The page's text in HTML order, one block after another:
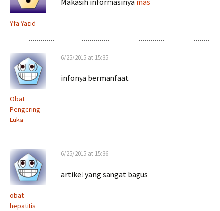
Yfa Yazid
Makasih informasinya mas
Obat
Pengering
Luka
6/25/2015 at 15:35
infonya bermanfaat
obat
hepatitis
6/25/2015 at 15:36
artikel yang sangat bagus